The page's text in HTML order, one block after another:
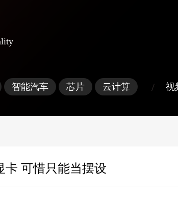
智能汽车 芯片 云计算 / 视
卡 可惜只能当摆设